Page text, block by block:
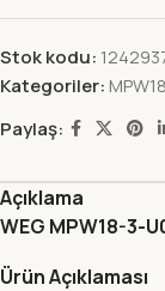
Stok kodu:
Kategoriler:
Paylaş:
Açıklama
WEG MPW18-3-
Ürün Açıklaması